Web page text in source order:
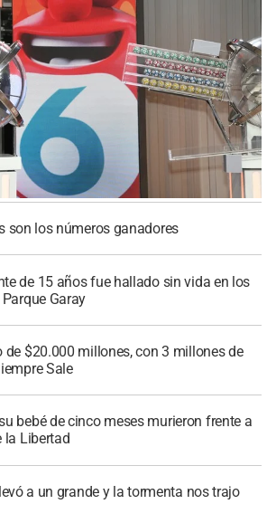
son los números ganadores
de 15 años fue hallado sin vida en los
Garay
de $20.000 millones, con 3 millones de
Sale
bebé de cinco meses murieron frente a
la Libertad
a un grande y la tormenta nos trajo